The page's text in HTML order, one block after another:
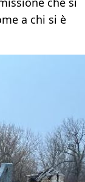
a chi si è